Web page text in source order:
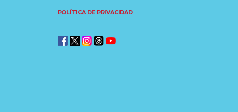
POLÍTICA DE PRIVACIDAD